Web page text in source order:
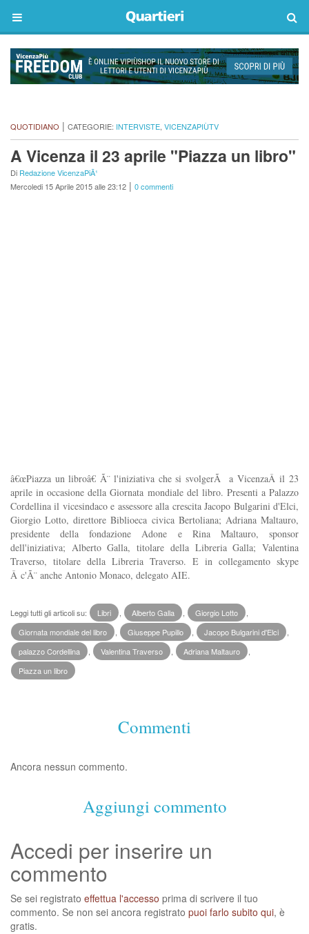
QUOTIDIANO | CATEGORIE: INTERVISTE, VICENZAPIÙTV
A Vicenza il 23 aprile "Piazza un libro"
Di Redazione VicenzaPiÃ¹
Mercoledi 15 Aprile 2015 alle 23:12 | 0 commenti
â€œPiazza un libroâ€ Ã¨ l'iniziativa che si svolgerÃ a VicenzaÂ il 23
aprile in occasione della Giornata mondiale del libro. Presenti a Palazzo
Cordellina il vicesindaco e assessore alla crescita Jacopo Bulgarini d'Elci,
Giorgio Lotto, direttore Biblioeca civica Bertoliana; Adriana Maltauro,
presidente della fondazione Adone e Rina Maltauro, sponsor
dell'iniziativa; Alberto Galla, titolare della Libreria Galla; Valentina
Traverso, titolare della Libreria Traverso. E in collegamento skype
Â c'Ã¨ anche Antonio Monaco, delegato AIE.
Leggi tutti gli articoli su: Libri Alberto Galla Giorgio Lotto
Giornata mondiale del libro
Giuseppe Pupillo Jacopo Bulgarini d'Elci
palazzo Cordellina
Valentina Traverso Adriana Maltauro
Piazza un libro
Commenti
Ancora nessun commento.
Aggiungi commento
Accedi per inserire un
commento
Se sei registrato effettua l'accesso prima di scrivere il tuo
commento. Se non sei ancora registrato puoi farlo subito qui, è
gratis.